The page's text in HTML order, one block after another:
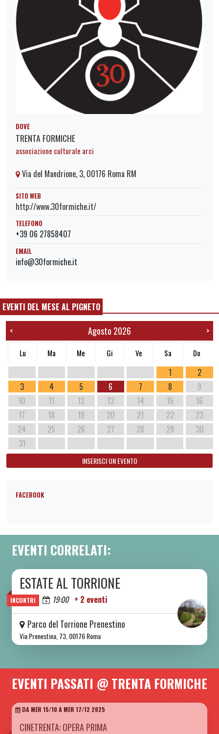
DOVE
TRENTA FORMICHE
associazione culturale arci
Via del Mandrione, 3, 00176 Roma RM
SITO WEB
http://www.30formiche.it/
TELEFONO
+39 06 27858407
EMAIL
info@30formiche.it
EVENTI DEL MESE AL PIGNETO
< Agosto 2026 >
Lu Ma Me Gi Ve Sa Do
1
2
3
4 5 6 7 8
9
10
11 12 13 14 15
16
17
18 19 20 21 22
23
24
25 26 27 28 29
30
31
INSERISCI UN EVENTO
FACEBOOK
EVENTI CORRELATI:
INCONTRI
DA SAB 06/06 A SAB 08/08 2026
ESTATE AL TORRIONE
Oggi 19:00 + 2 eventi
Parco del Torrione Prenestino
Via Prenestina, 73, 00176 Roma
EVENTI PASSATI @ TRENTA FORMICHE
DA MER 15/10 A MER 17/12 2025
CINETRENTA: OPERA PRIMA